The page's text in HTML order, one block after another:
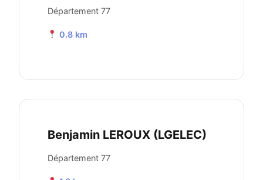
Département 77
0.8 km
Benjamin LEROUX (LGELEC)
Département 77